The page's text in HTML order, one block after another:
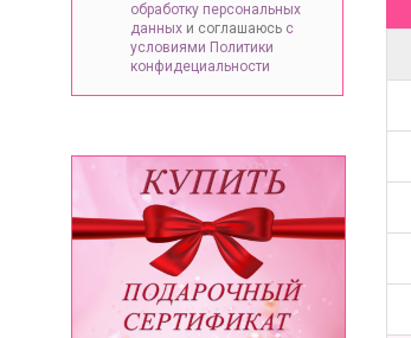
обработку персональных
данных и соглашаюсь с
условиями Политики
конфидециальности